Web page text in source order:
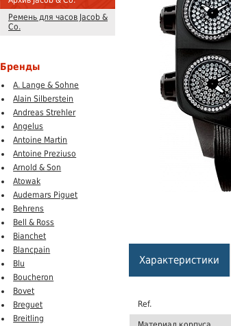
Ремень для часов Jacob &
Co.
Бренды
A. Lange & Sohne
Alain Silberstein
Andreas Strehler
Angelus
Antoine Martin
Antoine Preziuso
Arnold & Son
Atowak
Audemars Piguet
Behrens
Bell & Ross
Bianchet
Blancpain
Blu
Boucheron
Bovet
Breguet
Breitling
Характеристики
Ref.